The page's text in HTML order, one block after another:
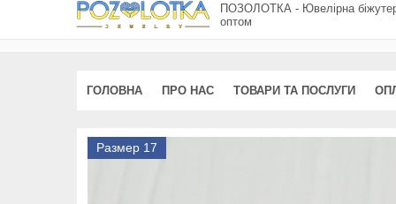
ПОЗОЛОТКА - Ювелірна
оптом
ГОЛОВНА ПРО НАС ТОВАРИ ТА ПОСЛУГИ
Размер 17